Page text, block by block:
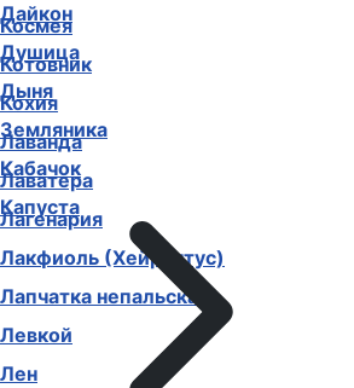
Космея
Котовник
Кохия
Лаванда
Лаватера
Лагенария
Лакфиоль (Хейрантус)
Лапчатка непальская
Левкой
Лен
Дайкон
Душица
Дыня
Земляника
Кабачок
Капуста